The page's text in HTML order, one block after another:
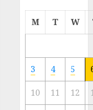
Cermin
Ibu
Kota
23/11/
M T W
3 4 5
10 11 12